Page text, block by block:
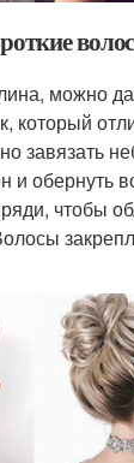
можно
который
завязать
и обернуть
чтобы